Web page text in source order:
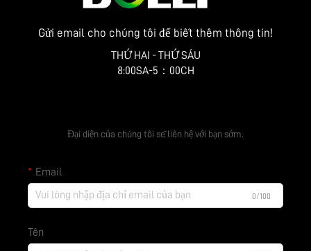
Gửi email cho chúng tôi để biết thêm thông tin!
THỨ HAI - THỨ SÁU
8:00SA-5：00CH
Đại diện của chúng tôi sẽ liên hệ với bạn sớm.
Email
0/100
Tên